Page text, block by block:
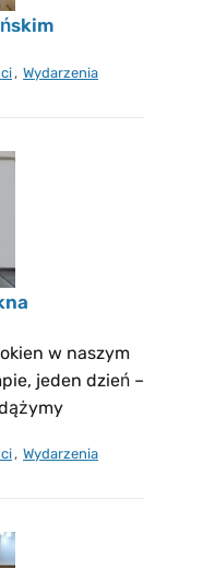
, Wydarzenia
w naszym
jeden dzień –
, Wydarzenia